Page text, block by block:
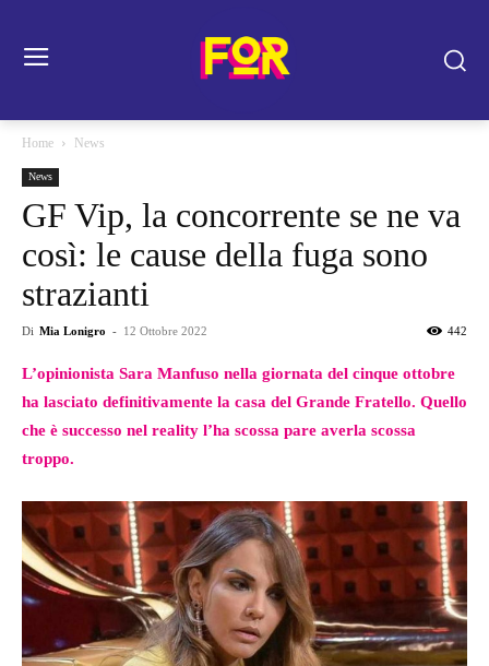
Home News
News
GF Vip, la concorrente se ne va
così: le cause della fuga sono
strazianti
Di Mia Lonigro - 12 Ottobre 2022 442
L’opinionista Sara Manfuso nella giornata del cinque ottobre
ha lasciato definitivamente la casa del Grande Fratello. Quello
che è successo nel reality l’ha scossa pare averla scossa
troppo.